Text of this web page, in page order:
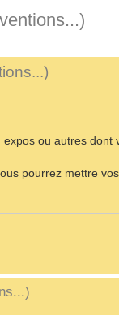
AVANCÉE
ou autres dont
pourrez mettre